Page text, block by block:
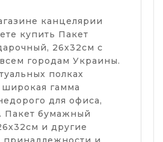
канцелярии
купить Пакет
26х32см с
городам Украины.
полках
широкая гамма
для офиса,
Пакет бумажный
и другие